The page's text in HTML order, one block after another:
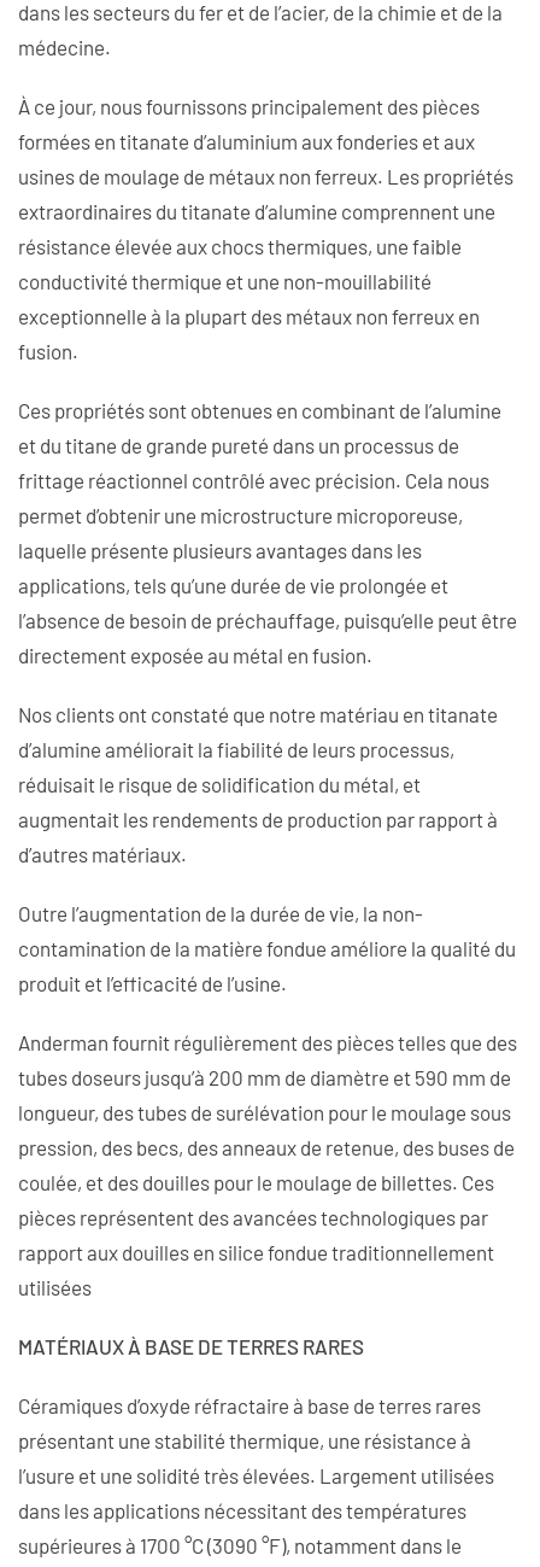
dans les secteurs du fer et de l’acier, de la chimie et de la
médecine.
À ce jour, nous fournissons principalement des pièces
formées en titanate d’aluminium aux fonderies et aux
usines de moulage de métaux non ferreux. Les propriétés
extraordinaires du titanate d’alumine comprennent une
résistance élevée aux chocs thermiques, une faible
conductivité thermique et une non-mouillabilité
exceptionnelle à la plupart des métaux non ferreux en
fusion.
Ces propriétés sont obtenues en combinant de l’alumine
et du titane de grande pureté dans un processus de
frittage réactionnel contrôlé avec précision. Cela nous
permet d’obtenir une microstructure microporeuse,
laquelle présente plusieurs avantages dans les
applications, tels qu’une durée de vie prolongée et
l’absence de besoin de préchauffage, puisqu’elle peut être
directement exposée au métal en fusion.
Nos clients ont constaté que notre matériau en titanate
d’alumine améliorait la fiabilité de leurs processus,
réduisait le risque de solidification du métal, et
augmentait les rendements de production par rapport à
d’autres matériaux.
Outre l’augmentation de la durée de vie, la non-
contamination de la matière fondue améliore la qualité du
produit et l’efficacité de l’usine.
Anderman fournit régulièrement des pièces telles que des
tubes doseurs jusqu’à 200 mm de diamètre et 590 mm de
longueur, des tubes de surélévation pour le moulage sous
pression, des becs, des anneaux de retenue, des buses de
coulée, et des douilles pour le moulage de billettes. Ces
pièces représentent des avancées technologiques par
rapport aux douilles en silice fondue traditionnellement
utilisées
MATÉRIAUX À BASE DE TERRES RARES
Céramiques d’oxyde réfractaire à base de terres rares
présentant une stabilité thermique, une résistance à
l’usure et une solidité très élevées. Largement utilisées
dans les applications nécessitant des températures
supérieures à 1700 °C (3090 °F), notamment dans le